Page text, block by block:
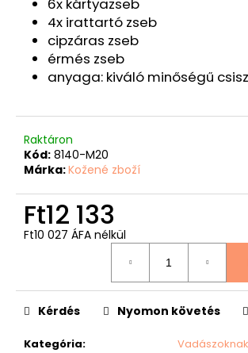
6x kártyazseb
4x irattartó zseb
cipzáras zseb
érmés zseb
anyaga: kiváló minőségű
Raktáron
Kód: 8140-M20
Márka:Kožené zboží
Ft12 133
Ft10 027 ÁFA nélkül
Kategória:
Vadászoknak
Kérdés Nyomon követés
Ft9
526